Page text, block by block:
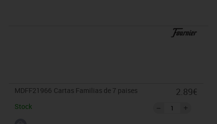
MDFF21966 Cartas Familias de 7 paises
Stock
2.89€